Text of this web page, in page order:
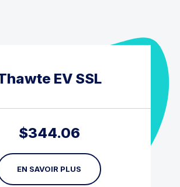
EV SSL
$344.06
EN SAVOIR PLUS